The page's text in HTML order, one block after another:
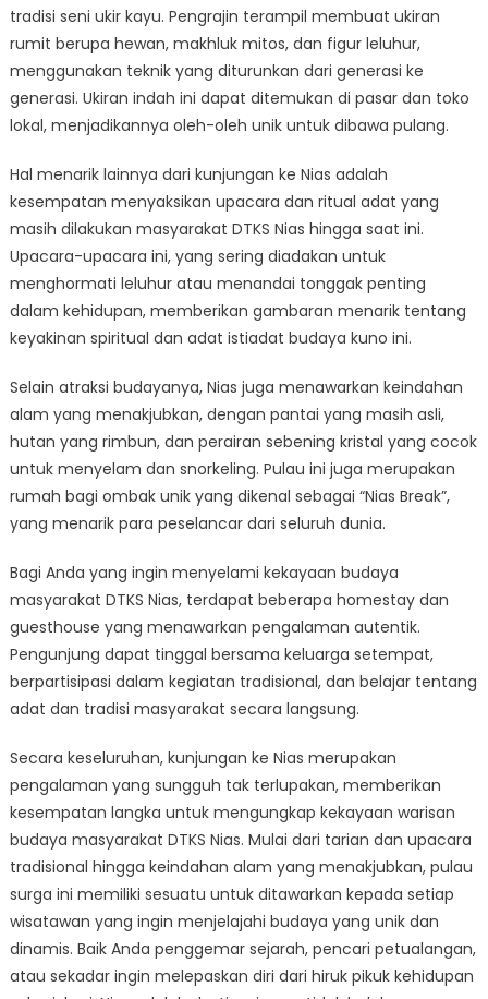
tradisi seni ukir kayu. Pengrajin terampil membuat ukiran
rumit berupa hewan, makhluk mitos, dan figur leluhur,
menggunakan teknik yang diturunkan dari generasi ke
generasi. Ukiran indah ini dapat ditemukan di pasar dan toko
lokal, menjadikannya oleh-oleh unik untuk dibawa pulang.
Hal menarik lainnya dari kunjungan ke Nias adalah
kesempatan menyaksikan upacara dan ritual adat yang
masih dilakukan masyarakat DTKS Nias hingga saat ini.
Upacara-upacara ini, yang sering diadakan untuk
menghormati leluhur atau menandai tonggak penting
dalam kehidupan, memberikan gambaran menarik tentang
keyakinan spiritual dan adat istiadat budaya kuno ini.
Selain atraksi budayanya, Nias juga menawarkan keindahan
alam yang menakjubkan, dengan pantai yang masih asli,
hutan yang rimbun, dan perairan sebening kristal yang cocok
untuk menyelam dan snorkeling. Pulau ini juga merupakan
rumah bagi ombak unik yang dikenal sebagai “Nias Break”,
yang menarik para peselancar dari seluruh dunia.
Bagi Anda yang ingin menyelami kekayaan budaya
masyarakat DTKS Nias, terdapat beberapa homestay dan
guesthouse yang menawarkan pengalaman autentik.
Pengunjung dapat tinggal bersama keluarga setempat,
berpartisipasi dalam kegiatan tradisional, dan belajar tentang
adat dan tradisi masyarakat secara langsung.
Secara keseluruhan, kunjungan ke Nias merupakan
pengalaman yang sungguh tak terlupakan, memberikan
kesempatan langka untuk mengungkap kekayaan warisan
budaya masyarakat DTKS Nias. Mulai dari tarian dan upacara
tradisional hingga keindahan alam yang menakjubkan, pulau
surga ini memiliki sesuatu untuk ditawarkan kepada setiap
wisatawan yang ingin menjelajahi budaya yang unik dan
dinamis. Baik Anda penggemar sejarah, pencari petualangan,
atau sekadar ingin melepaskan diri dari hiruk pikuk kehidupan